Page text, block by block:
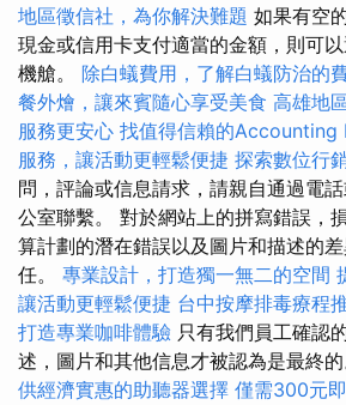
地區徵信社，為你解決難題 如果有空
現金或信用卡支付適當的金額，則可
機艙。 除白蟻費用，了解白蟻防治的
餐外燴，讓來賓隨心享受美食 高雄地
服務更安心 找值得信賴的Accounting
服務，讓活動更輕鬆便捷 探索數位行
問，評論或信息請求，請親自通過電
公室聯繫。 對於網站上的拼寫錯誤，
算計劃的潛在錯誤以及圖片和描述的
任。 專業設計，打造獨一無二的空間
讓活動更輕鬆便捷 台中按摩排毒療程
打造專業咖啡體驗 只有我們員工確認
述，圖片和其他信息才被認為是最終的
供經濟實惠的助聽器選擇 僅需300元